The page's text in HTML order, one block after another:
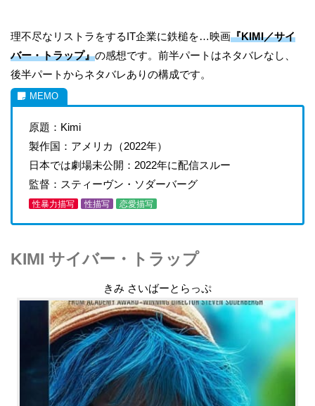
理不尽なリストラをするIT企業に鉄槌を…映画『KIMI／サイ
バー・トラップ』の感想です。前半パートはネタバレなし、
後半パートからネタバレありの構成です。
原題：Kimi
製作国：アメリカ（2022年）
日本では劇場未公開：2022年に配信スルー
監督：スティーヴン・ソダーバーグ
性暴力描写 性描写 恋愛描写
KIMI サイバー・トラップ
きみ さいばーとらっぷ